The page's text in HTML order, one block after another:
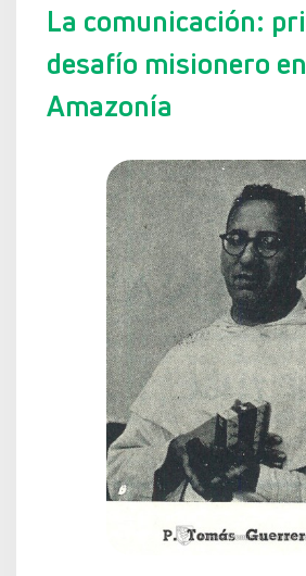
La comunicación:
desafío misionero
Amazonía